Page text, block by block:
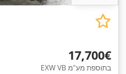
‏17,700 ‏€
EXW VB בתוספת מע"מ